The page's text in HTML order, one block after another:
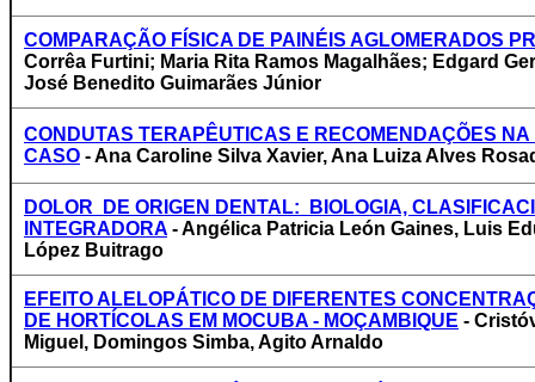
COMPARAÇÃO FÍSICA DE PAINÉIS AGLOMERADOS
Corrêa Furtini; Maria Rita Ramos Magalhães; Edgard
José Benedito Guimarães Júnior
CONDUTAS TERAPÊUTICAS E RECOMENDAÇÕES
CASO - Ana Caroline Silva Xavier, Ana Luiza Alves
DOLOR DE ORIGEN DENTAL: BIOLOGIA,
INTEGRADORA - Angélica Patricia León Gaines, Luis
López Buitrago
EFEITO ALELOPÁTICO DE DIFERENTES
DE HORTÍCOLAS EM MOCUBA - MOÇAMBIQUE -
Miguel, Domingos Simba, Agito Arnaldo